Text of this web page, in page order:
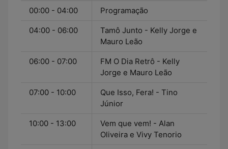
00:00 - 04:00 Programação
04:00 - 06:00
Tamô Junto - Kelly Jorge e
Mauro Leão
06:00 - 07:00
FM O Dia Retrô - Kelly
Jorge e Mauro Leão
07:00 - 10:00
Que Isso, Fera! - Tino
Júnior
10:00 - 13:00
Vem que vem! - Alan
Oliveira e Vivy Tenorio